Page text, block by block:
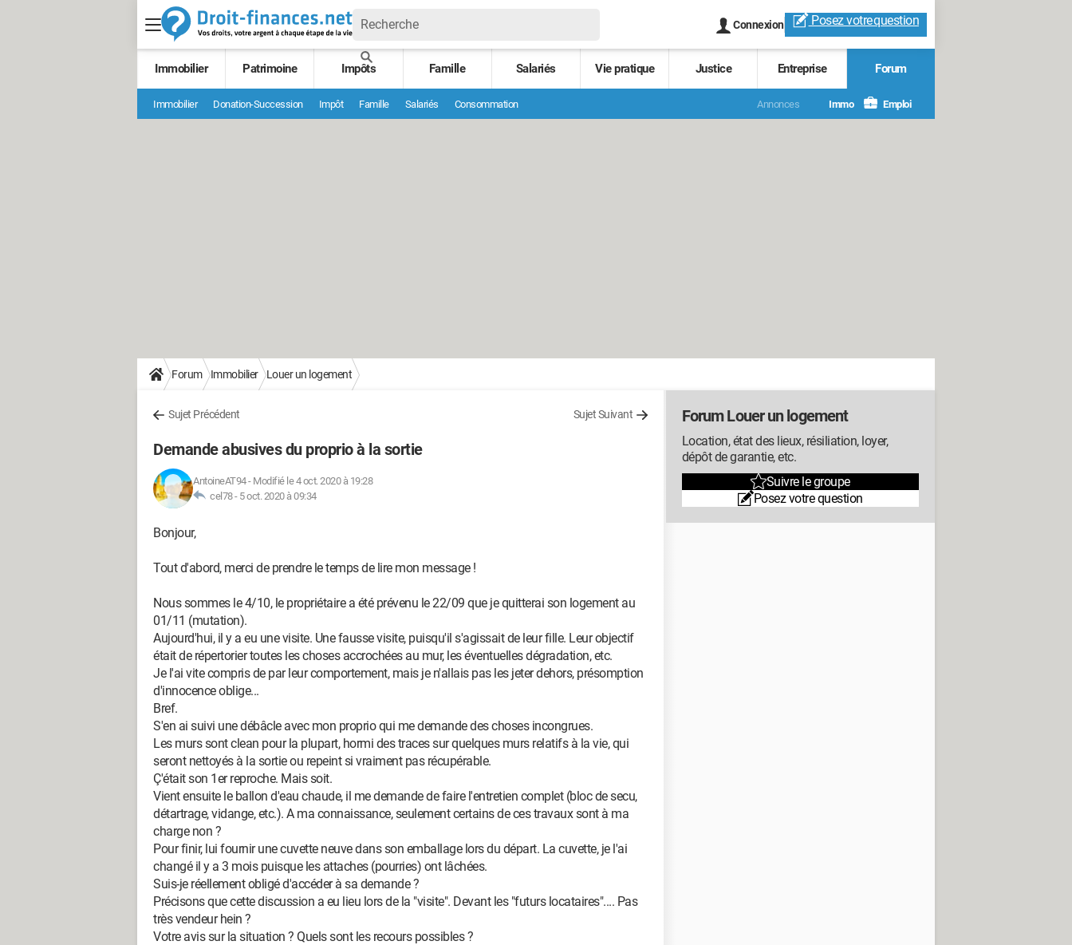
Connexion Posez votrequestion
Immobilier Patrimoine Impôts Famille Salariés Vie pratique Justice Entreprise Forum
Immobilier Donation-Succession Impôt Famille Salariés Consommation Annonces Immo Emploi
Forum Immobilier Louer un logement
Sujet Précédent Sujet Suivant
Demande abusives du proprio à la sortie
AntoineAT94- Modifié le 4 oct. 2020 à 19:28
cel78 - 5 oct. 2020 à 09:34
Bonjour,
Tout d'abord, merci de prendre le temps de lire mon message !
Nous sommes le 4/10, le propriétaire a été prévenu le 22/09 que je quitterai son logement au
01/11 (mutation).
Aujourd'hui, il y a eu une visite. Une fausse visite, puisqu'il s'agissait de leur fille. Leur objectif
était de répertorier toutes les choses accrochées au mur, les éventuelles dégradation, etc.
Je l'ai vite compris de par leur comportement, mais je n'allais pas les jeter dehors, présomption
d'innocence oblige...
Bref.
S'en ai suivi une débâcle avec mon proprio qui me demande des choses incongrues.
Les murs sont clean pour la plupart, hormi des traces sur quelques murs relatifs à la vie, qui
seront nettoyés à la sortie ou repeint si vraiment pas récupérable.
Ç'était son 1er reproche. Mais soit.
Vient ensuite le ballon d'eau chaude, il me demande de faire l'entretien complet (bloc de secu,
détartrage, vidange, etc.). A ma connaissance, seulement certains de ces travaux sont à ma
charge non ?
Pour finir, lui fournir une cuvette neuve dans son emballage lors du départ. La cuvette, je l'ai
changé il y a 3 mois puisque les attaches (pourries) ont lâchées.
Suis-je réellement obligé d'accéder à sa demande ?
Précisons que cette discussion a eu lieu lors de la "visite". Devant les "futurs locataires".... Pas
très vendeur hein ?
Votre avis sur la situation ? Quels sont les recours possibles ?
Forum Louer un logement
Location, état des lieux, résiliation, loyer,
dépôt de garantie, etc.
Suivre le groupe
Posez votre question